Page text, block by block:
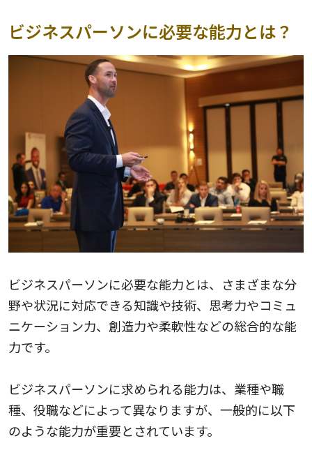
ビジネスパーソンに必要な能力とは？
ビジネスパーソンに必要な能力とは、さまざまな分
野や状況に対応できる知識や技術、思考力やコミュ
ニケーション力、創造力や柔軟性などの総合的な能
力です。
ビジネスパーソンに求められる能力は、業種や職
種、役職などによって異なりますが、一般的に以下
のような能力が重要とされています。